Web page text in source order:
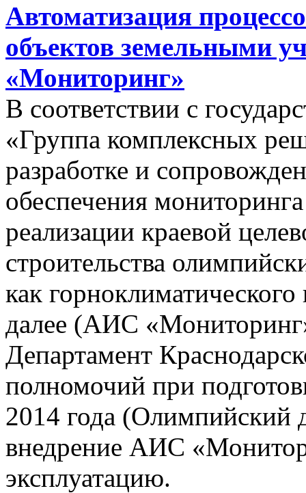
Автоматизация
объектов земельными
«Мониторинг»
В соответствии с
«Группа комплексных
разработке и
обеспечения
реализации краевой
строительства
как
далее (АИС
Департамент
полномочий при
2014 года (Олимпийский
внедрение АИС
эксплуатацию.